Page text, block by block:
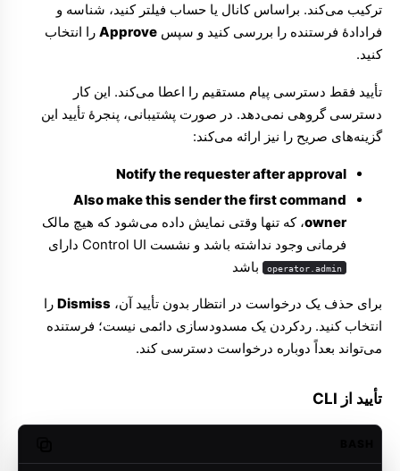
ترکیب می‌کند. براساس کانال یا حساب فیلتر کنید، شناسه و
فرادادهٔ فرستنده را بررسی کنید و سپس Approve را انتخاب
کنید.
تأیید فقط دسترسی پیام مستقیم را اعطا می‌کند. این کار
دسترسی گروهی نمی‌دهد. در صورت پشتیبانی، پنجرهٔ تأیید این
گزینه‌های صریح را نیز ارائه می‌کند:
Notify the requester after approval
Also make this sender the first command
owner، که تنها وقتی نمایش داده می‌شود که هیچ مالک
فرمانی وجود نداشته باشد و نشست Control UI دارای
operator.admin باشد
برای حذف یک درخواست در انتظار بدون تأیید آن، Dismiss را
انتخاب کنید. ردکردن یک مسدودسازی دائمی نیست؛ فرستنده
می‌تواند بعداً دوباره درخواست دسترسی کند.
تأیید از CLI